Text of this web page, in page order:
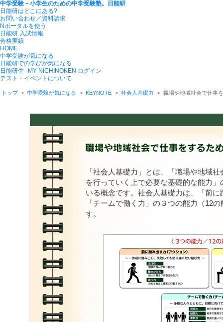
中学受験－小学生のための中学受験塾。日能研
日能研はどこにある?
お問い合わせ／資料請求
Nポータルを使う
日能研 入試情報
合格実績
HOME
中学受験が気になる
日能研での学びが気になる
日能研生--MY NICHINOKEN ログイン
テスト・イベントについて
トップ > 中学受験が気になる > KEYNOTE > 社会人基礎力 > 職場や地域社会で仕事
「社会人基礎力」とは、「職場や地域
を行っていく上で必要な基礎的な能力
いる概念です。社会人基礎力は、「前
「チームで働く力」の３つの能力（12
す。